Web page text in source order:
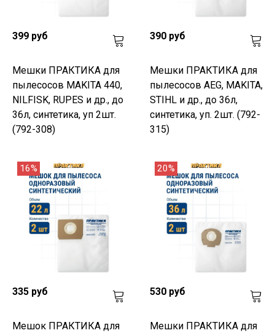
399 руб
Мешки ПРАКТИКА для
пылесосов MAKITA 440,
NILFISK, RUPES и др., до
36л, синтетика, уп 2шт.
(792-308)
390 руб
Мешки ПРАКТИКА для
пылесосов AEG, MAKITA,
STIHL и др., до 36л,
синтетика, уп. 2шт. (792-
315)
16%
335 руб
Мешок ПРАКТИКА для
20%
530 руб
Мешки ПРАКТИКА для